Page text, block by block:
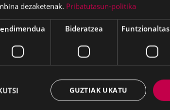
dezaketenak. Pribatutasun-politika
Bideratzea
GUZTIAK UKATU